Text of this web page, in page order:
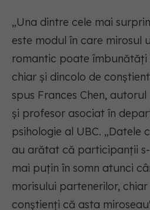
„Una dintre cele mai
este modul în care mirosul
romantic poate îmbunătăți
chiar și dincolo de
spus Frances Chen,
și profesor asociat în
psihologie al UBC. „Datele
au arătat că participanții
mai puțin în somn atunci
morisului partenerilor,
conștienți că asta